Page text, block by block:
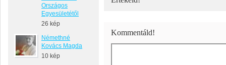
Országos
Egyesületétől
26 kép
Némethné
Kovács Magda
10 kép
Kommentáld!